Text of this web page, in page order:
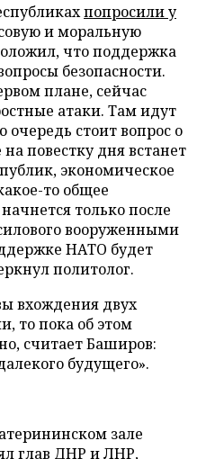
попросили у
и моральную
что поддержка
безопасности.
плане, сейчас
атаки. Там идут
очередь стоит вопрос о
повестку дня встанет
экономическое
то общее
только после
вооруженными
НАТО будет
политолог.
вхождения двух
то пока об этом
считает Баширов:
будущего».
зале
глав ДНР и ЛНР,